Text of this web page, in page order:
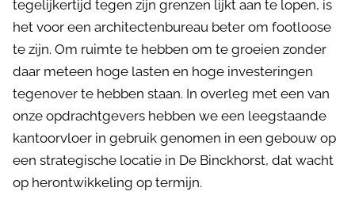
tegelijkertijd tegen zijn grenzen lijkt aan te lopen, is
het voor een architectenbureau beter om footloose
te zijn. Om ruimte te hebben om te groeien zonder
daar meteen hoge lasten en hoge investeringen
tegenover te hebben staan. In overleg met een van
onze opdrachtgevers hebben we een leegstaande
kantoorvloer in gebruik genomen in een gebouw op
een strategische locatie in De Binckhorst, dat wacht
op herontwikkeling op termijn.